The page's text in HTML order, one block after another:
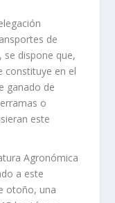
de
se dispone que,
constituye en el
ganado de
o
este
Agronómica
a este
otoño, una